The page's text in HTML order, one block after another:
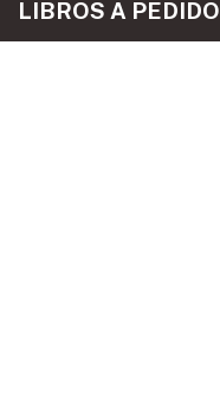
LIBROS A PEDIDO